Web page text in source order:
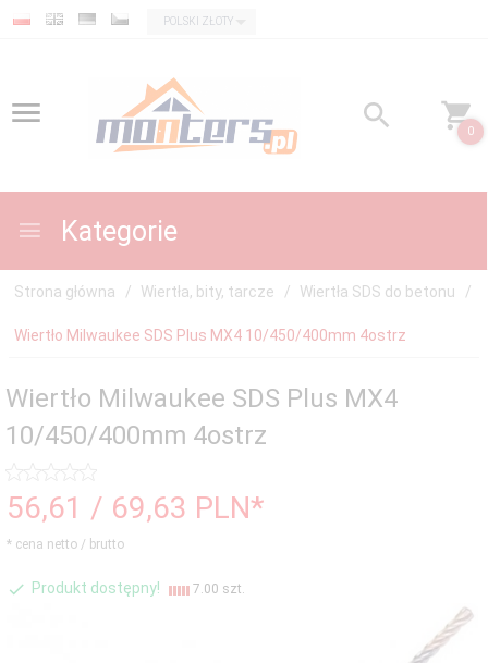
currency_h
POLSKI ZŁOTY
0
Kategorie
Strona główna Wiertła, bity, tarcze Wiertła SDS do betonu
Wiertło Milwaukee SDS Plus MX4 10/450/400mm 4ostrz
Wiertło Milwaukee SDS Plus MX4
10/450/400mm 4ostrz
56,61 / 69,63 PLN*
* cena netto / brutto
Produkt dostępny! 7.00 szt.